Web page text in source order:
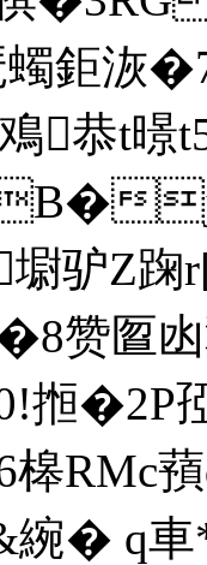
鉅洃
t暻
墛驴Z
赞匫
搄�2P
RMc蕷
� q